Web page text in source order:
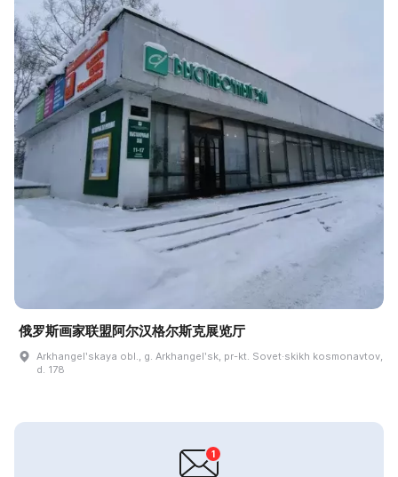
俄罗斯画家联盟阿尔汉格尔斯克展览厅
Arkhangelʹskaya obl., g. Arkhangelʹsk, pr-kt. Sovet·skikh kosmonavtov,
d. 178